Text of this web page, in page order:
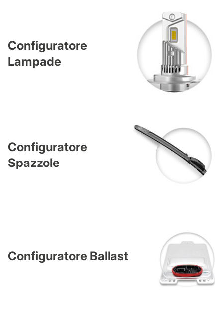
Configuratore
Lampade
Configuratore
Spazzole
Configuratore Ballast